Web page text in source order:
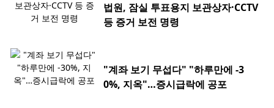
법원, 잠실 투표용지 보관상자·CCTV
등 증거 보전 명령
"계좌 보기 무섭다" "하루만에 -3
0%, 지옥"…증시급락에 공포